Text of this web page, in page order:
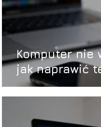
Komputer nie
jak naprawić